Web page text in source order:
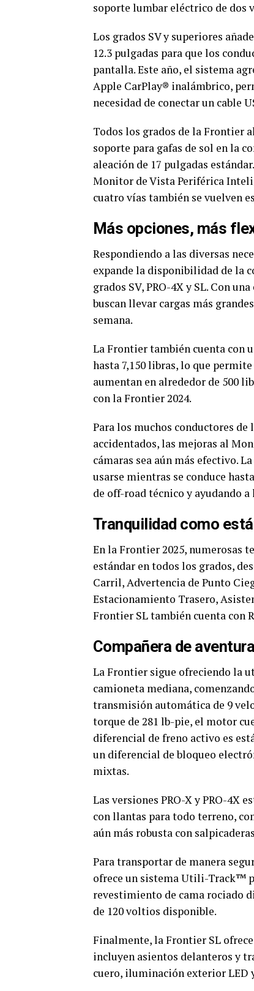
soporte lumbar eléctrico de dos
Los grados SV y superiores
12.3 pulgadas para que los
pantalla. Este año, el sistema
Apple CarPlay® inalámbrico,
necesidad de conectar un cable
Todos los grados de la Frontier
soporte para gafas de sol en la
aleación de 17 pulgadas
Monitor de Vista Periférica
cuatro vías también se vuelven
Más opciones, más
Respondiendo a las diversas
expande la disponibilidad de la
grados SV, PRO-4X y SL. Con
buscan llevar cargas más
semana.
La Frontier también cuenta con
hasta 7,150 libras, lo que
aumentan en alrededor de 500
con la Frontier 2024.
Para los muchos conductores
accidentados, las mejoras al
cámaras sea aún más efectivo.
usarse mientras se conduce
de off-road técnico y ayudando
Tranquilidad como
En la Frontier 2025, numerosas
estándar en todos los grados,
Carril, Advertencia de Punto
Estacionamiento Trasero,
Frontier SL también cuenta con
Compañera de
La Frontier sigue ofreciendo la
camioneta mediana,
transmisión automática de 9
torque de 281 lb-pie, el motor
diferencial de freno activo es
un diferencial de bloqueo
mixtas.
Las versiones PRO-X y PRO-4X
con llantas para todo terreno,
aún más robusta con
Para transportar de manera
ofrece un sistema Utili-Track™
revestimiento de cama rociado
de 120 voltios disponible.
Finalmente, la Frontier SL
incluyen asientos delanteros y
cuero, iluminación exterior LED